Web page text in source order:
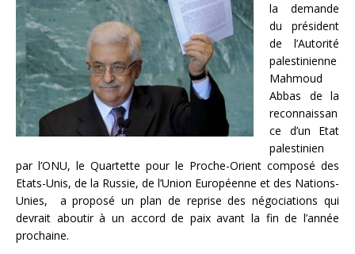
la demande
du président
de l’Autorité
palestinienne
Mahmoud
Abbas de la
reconnaissan
ce d’un Etat
palestinien
par l’ONU, le Quartette pour le Proche-Orient composé des
Etats-Unis, de la Russie, de l’Union Européenne et des Nations-
Unies, a proposé un plan de reprise des négociations qui
devrait aboutir à un accord de paix avant la fin de l’année
prochaine.